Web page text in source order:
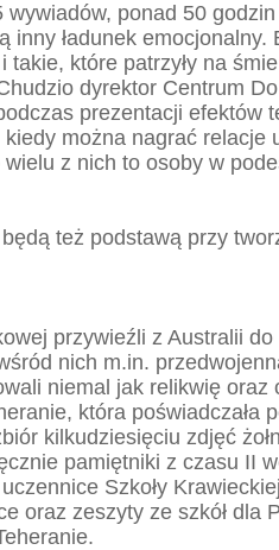
wywiadów, ponad 50
inny ładunek emocjonalny.
takie, które patrzyły na
dyrektor Centrum
prezentacji efektów
kiedy można nagrać relacje
z nich to osoby w
też podstawą przy
przywieźli z Australii
nich m.in.
niemal jak relikwię oraz
która poświadczała
kilkudziesięciu zdjęć
pamiętniki z czasu II
Szkoły
oraz zeszyty ze szkół dla